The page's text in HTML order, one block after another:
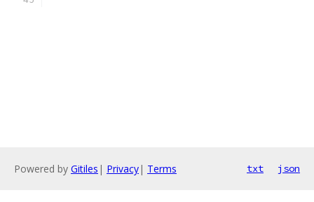
Powered by Gitiles | Privacy| Terms txt json